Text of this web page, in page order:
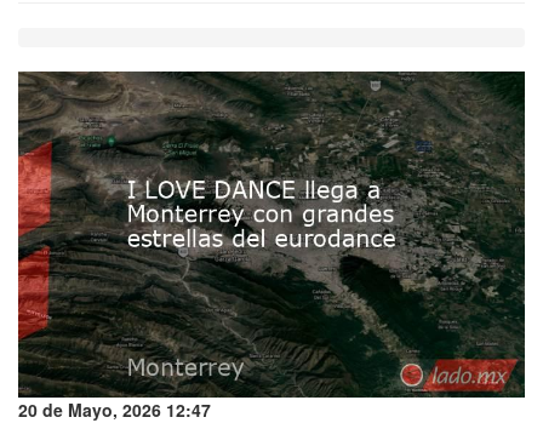
20 de Mayo, 2026 12:47